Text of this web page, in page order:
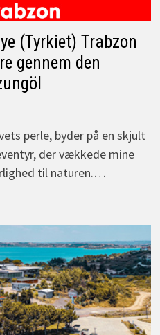
(Tyrkiet) Trabzon
gennem den
perle, byder på en skjult
der vækkede mine
til naturen.…